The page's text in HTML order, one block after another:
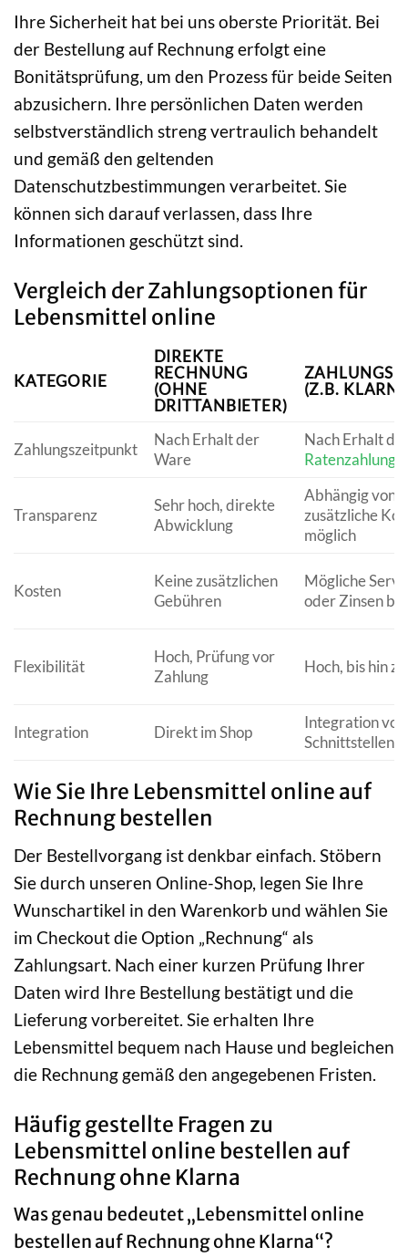
Ihre Sicherheit hat bei uns oberste Priorität. Bei
der Bestellung auf Rechnung erfolgt eine
Bonitätsprüfung, um den Prozess für beide Seiten
abzusichern. Ihre persönlichen Daten werden
selbstverständlich streng vertraulich behandelt
und gemäß den geltenden
Datenschutzbestimmungen verarbeitet. Sie
können sich darauf verlassen, dass Ihre
Informationen geschützt sind.
Vergleich der Zahlungsoptionen für
Lebensmittel online
KATEGORIE
DIREKTE
RECHNUNG
(OHNE
DRITTANBIETER)
(Z.B.
Zahlungszeitpunkt
Nach Erhalt der
Ware
Nach Erhalt
Ratenzahlung
Transparenz
Sehr hoch, direkte
Abwicklung
Abhängig von
zusätzliche
möglich
Kosten
Keine zusätzlichen
Gebühren
Mögliche
oder Zinsen
Flexibilität
Hoch, Prüfung vor
Zahlung
Hoch, bis hin
Integration Direkt im Shop
Integration
Schnittstellen
Wie Sie Ihre Lebensmittel online auf
Rechnung bestellen
Der Bestellvorgang ist denkbar einfach. Stöbern
Sie durch unseren Online-Shop, legen Sie Ihre
Wunschartikel in den Warenkorb und wählen Sie
im Checkout die Option „Rechnung“ als
Zahlungsart. Nach einer kurzen Prüfung Ihrer
Daten wird Ihre Bestellung bestätigt und die
Lieferung vorbereitet. Sie erhalten Ihre
Lebensmittel bequem nach Hause und begleichen
die Rechnung gemäß den angegebenen Fristen.
Häufig gestellte Fragen zu
Lebensmittel online bestellen auf
Rechnung ohne Klarna
Was genau bedeutet „Lebensmittel online
bestellen auf Rechnung ohne Klarna“?